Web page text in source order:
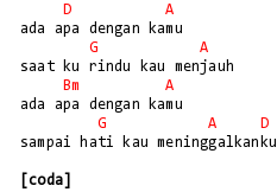
D
A
ada apa dengan kamu
G
A
saat ku rindu kau menjauh
Bm
A
ada apa dengan kamu
G
A D
sampai hati kau meninggalkanku
[coda]